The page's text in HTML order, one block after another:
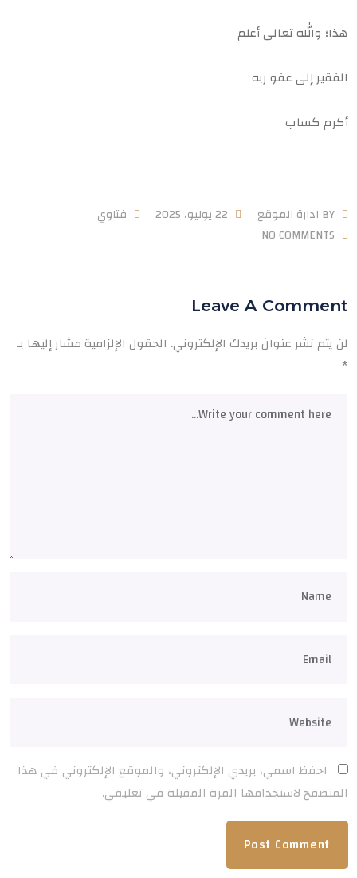
هذا؛ والله تعالى أعلم
الفقير إلى عفو ربه
أكرم كساب
BY ادارة الموقع 22 يوليو، 2025
فتاوي
NO COMMENTS
Leave A Comment
لن يتم نشر عنوان بريدك الإلكتروني. الحقول الإلزامية مشار إليها بـ
*
احفظ اسمي، بريدي الإلكتروني، والموقع الإلكتروني في هذا
المتصفح لاستخدامها المرة المقبلة في تعليقي.